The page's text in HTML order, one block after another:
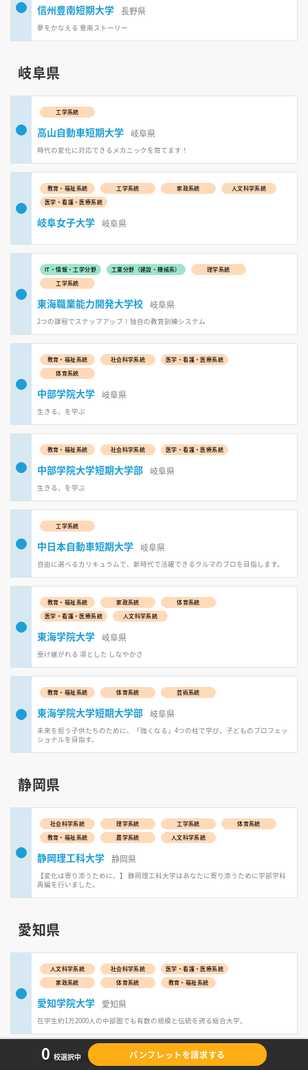
信州豊南短期大学 長野県
夢をかなえる 豊南ストーリー
岐阜県
工学系統
高山自動車短期大学 岐阜県
時代の変化に対応できるメカニックを育てます！
教育・福祉系統 工学系統 家政系統
人文科学系統
医学・看護・医療系統
岐阜女子大学 岐阜県
IT・情報・工学分野 工業分野（建設・機械系）
理学系統
工学系統
東海職業能力開発大学校 岐阜県
2つの課程でステップアップ！独自の教育訓練システム
教育・福祉系統 社会科学系統
医学・看護・医療系統
体育系統
中部学院大学 岐阜県
生きる、を学ぶ
教育・福祉系統 社会科学系統 医学・看護・医療系統
中部学院大学短期大学部 岐阜県
生きる、を学ぶ
工学系統
中日本自動車短期大学 岐阜県
自由に選べるカリキュラムで、新時代で活躍できるクルマのプロを目指します。
教育・福祉系統 家政系統
体育系統
医学・看護・医療系統
人文科学系統
東海学院大学 岐阜県
受け継がれる 凛とした しなやかさ
教育・福祉系統 体育系統 芸術系統
東海学院大学短期大学部 岐阜県
未来を担う子供たちのために、「強くなる」4つの柱で学び、子どものプロフェッ
ショナルを目指す。
静岡県
社会科学系統 理学系統 工学系統
体育系統
教育・福祉系統
農学系統 人文科学系統
静岡理工科大学 静岡県
【変化は寄り添うために。】 静岡理工科大学はあなたに寄り添うために学部学科
再編を行いました。
愛知県
人文科学系統 社会科学系統
医学・看護・医療系統
家政系統
体育系統 教育・福祉系統
愛知学院大学 愛知県
在学生約1万2000人の中部圏でも有数の規模と伝統を誇る総合大学。
医学・看護・医療系統 家政系統
0 校選択中 パンフレットを請求する